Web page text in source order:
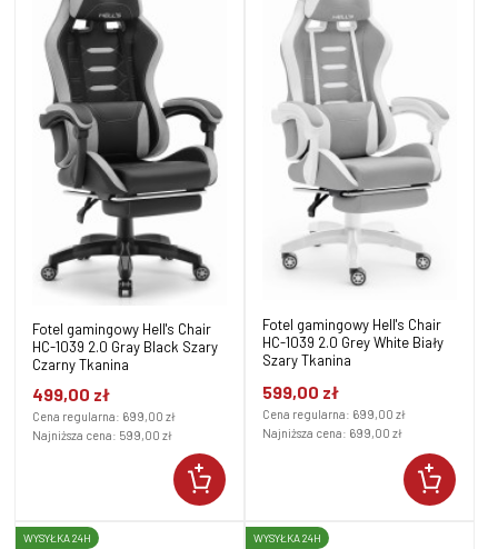
Fotel gamingowy Hell's Chair
HC-1039 2.0 Gray Black Szary
Czarny Tkanina
499,00 zł
Cena regularna: 699,00 zł
Najniższa cena: 599,00 zł
Fotel gamingowy Hell's Chair
HC-1039 2.0 Grey White Biały
Szary Tkanina
599,00 zł
Cena regularna: 699,00 zł
Najniższa cena: 699,00 zł
WYSYŁKA 24H WYSYŁKA 24H